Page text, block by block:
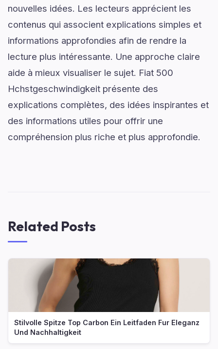
nouvelles idées. Les lecteurs apprécient les
contenus qui associent explications simples et
informations approfondies afin de rendre la
lecture plus intéressante. Une approche claire
aide à mieux visualiser le sujet. Fiat 500
Hchstgeschwindigkeit présente des
explications complètes, des idées inspirantes et
des informations utiles pour offrir une
compréhension plus riche et plus approfondie.
Related Posts
Stilvolle Spitze Top Carbon Ein Leitfaden Fur Eleganz
Und Nachhaltigkeit